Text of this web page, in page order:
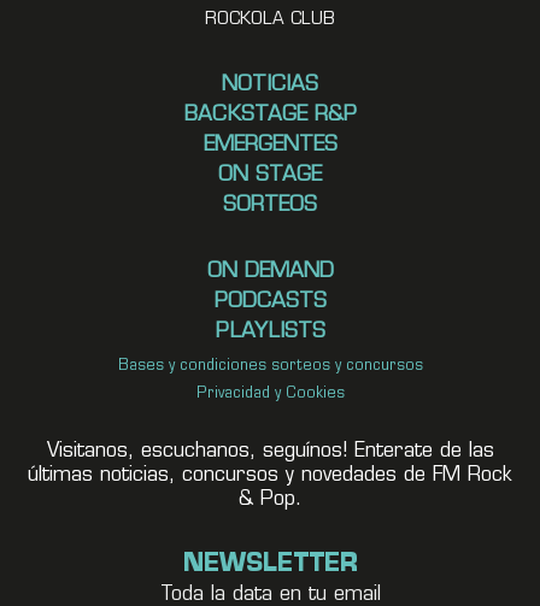
ROCKOLA CLUB
NOTICIAS
BACKSTAGE R&P
EMERGENTES
ON STAGE
SORTEOS
ON DEMAND
PODCASTS
PLAYLISTS
Bases y condiciones sorteos y concursos
Privacidad y Cookies
Visitanos, escuchanos, seguínos! Enterate de las
últimas noticias, concursos y novedades de FM Rock
& Pop.
NEWSLETTER
Toda la data en tu email